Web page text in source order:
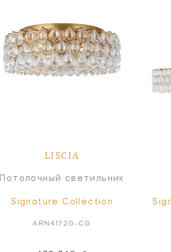
LISCIA
Потолочный светильник
Signature Collection
ARN4172G-CG